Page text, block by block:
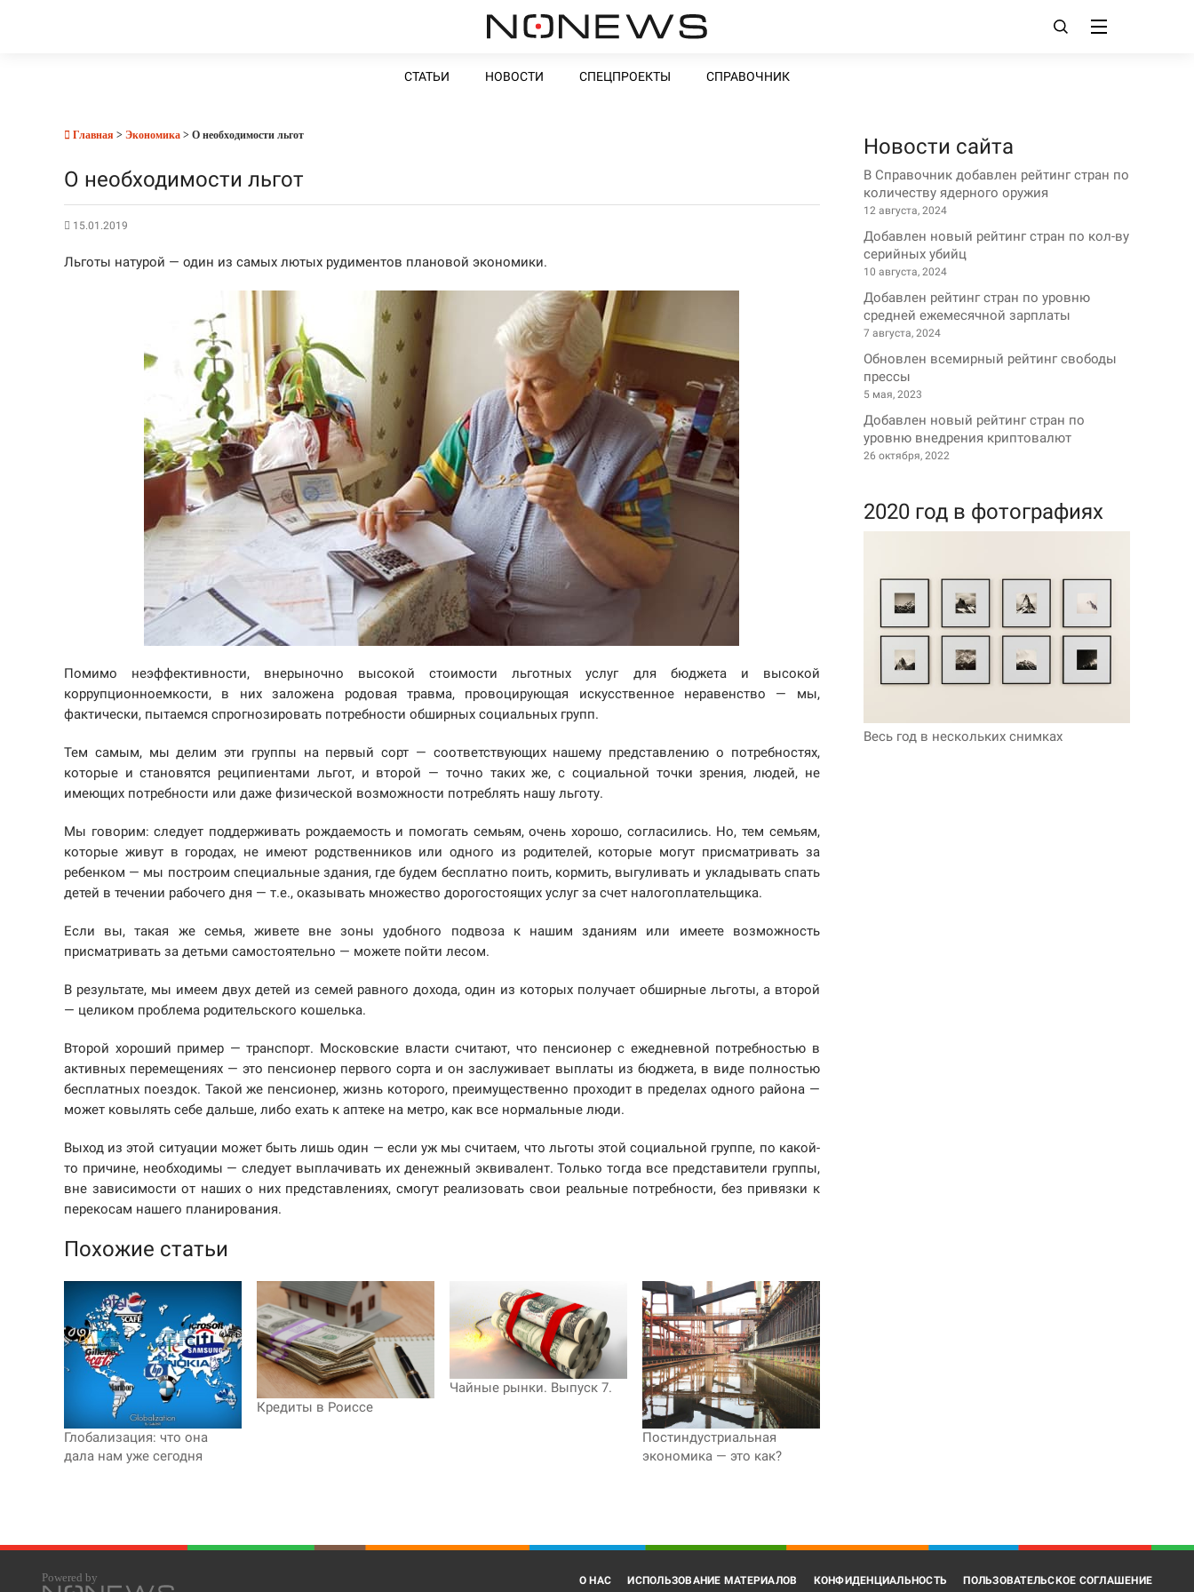
СТАТЬИ НОВОСТИ СПЕЦПРОЕКТЫ СПРАВОЧНИК
Главная > Экономика > О необходимости льгот
О необходимости льгот
15.01.2019
Льготы натурой — один из самых лютых рудиментов плановой экономики.
Помимо неэффективности, внерыночно высокой стоимости льготных услуг для бюджета и высокой
коррупционноемкости, в них заложена родовая травма, провоцирующая искусственное неравенство — мы,
фактически, пытаемся спрогнозировать потребности обширных социальных групп.
Тем самым, мы делим эти группы на первый сорт — соответствующих нашему представлению о потребностях,
которые и становятся реципиентами льгот, и второй — точно таких же, с социальной точки зрения, людей, не
имеющих потребности или даже физической возможности потреблять нашу льготу.
Мы говорим: следует поддерживать рождаемость и помогать семьям, очень хорошо, согласились. Но, тем семьям,
которые живут в городах, не имеют родственников или одного из родителей, которые могут присматривать за
ребенком — мы построим специальные здания, где будем бесплатно поить, кормить, выгуливать и укладывать спать
детей в течении рабочего дня — т.е., оказывать множество дорогостоящих услуг за счет налогоплательщика.
Если вы, такая же семья, живете вне зоны удобного подвоза к нашим зданиям или имеете возможность
присматривать за детьми самостоятельно — можете пойти лесом.
В результате, мы имеем двух детей из семей равного дохода, один из которых получает обширные льготы, а второй
— целиком проблема родительского кошелька.
Второй хороший пример — транспорт. Московские власти считают, что пенсионер с ежедневной потребностью в
активных перемещениях — это пенсионер первого сорта и он заслуживает выплаты из бюджета, в виде полностью
бесплатных поездок. Такой же пенсионер, жизнь которого, преимущественно проходит в пределах одного района —
может ковылять себе дальше, либо ехать к аптеке на метро, как все нормальные люди.
Выход из этой ситуации может быть лишь один — если уж мы считаем, что льготы этой социальной группе, по какой-
то причине, необходимы — следует выплачивать их денежный эквивалент. Только тогда все представители группы,
вне зависимости от наших о них представлениях, смогут реализовать свои реальные потребности, без привязки к
перекосам нашего планирования.
Похожие статьи
Глобализация: что она
дала нам уже сегодня
Кредиты в Роиссе
Чайные рынки. Выпуск 7.
Постиндустриальная
экономика — это как?
Новости сайта
В Справочник добавлен рейтинг стран по
количеству ядерного оружия
12 августа, 2024
Добавлен новый рейтинг стран по кол-ву
серийных убийц
10 августа, 2024
Добавлен рейтинг стран по уровню
средней ежемесячной зарплаты
7 августа, 2024
Обновлен всемирный рейтинг свободы
прессы
5 мая, 2023
Добавлен новый рейтинг стран по
уровню внедрения криптовалют
26 октября, 2022
2020 год в фотографиях
Весь год в нескольких снимках
О НАС ИСПОЛЬЗОВАНИЕ МАТЕРИАЛОВ КОНФИДЕНЦИАЛЬНОСТЬ ПОЛЬЗОВАТЕЛЬСКОЕ СОГЛАШЕНИЕ